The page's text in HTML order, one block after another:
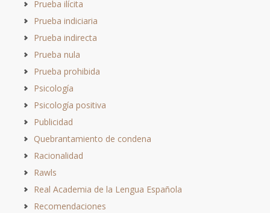
Prueba ilícita
Prueba indiciaria
Prueba indirecta
Prueba nula
Prueba prohibida
Psicología
Psicología positiva
Publicidad
Quebrantamiento de condena
Racionalidad
Rawls
Real Academia de la Lengua Española
Recomendaciones